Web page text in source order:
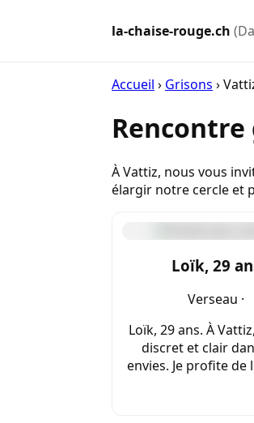
la-chaise-rouge.ch
Accueil › Grisons ›
À Vattiz, nous vous
élargir notre cercle et
Loïk, 29
Verseau ·
Loïk, 29 ans. À
discret et clair
envies. Je profite de